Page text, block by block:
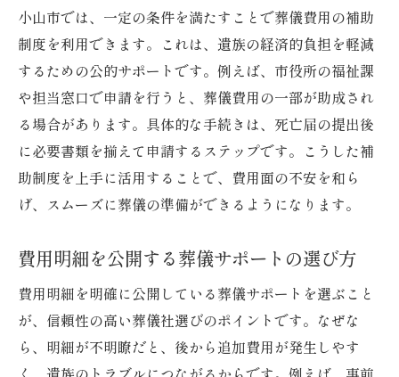
小山市では、一定の条件を満たすことで葬儀費用の補助
制度を利用できます。これは、遺族の経済的負担を軽減
するための公的サポートです。例えば、市役所の福祉課
や担当窓口で申請を行うと、葬儀費用の一部が助成され
る場合があります。具体的な手続きは、死亡届の提出後
に必要書類を揃えて申請するステップです。こうした補
助制度を上手に活用することで、費用面の不安を和ら
げ、スムーズに葬儀の準備ができるようになります。
費用明細を公開する葬儀サポートの選び方
費用明細を明確に公開している葬儀サポートを選ぶこと
が、信頼性の高い葬儀社選びのポイントです。なぜな
ら、明細が不明瞭だと、後から追加費用が発生しやす